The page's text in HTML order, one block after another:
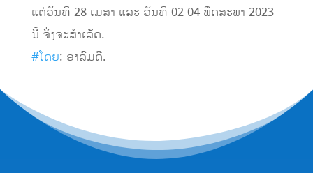
ແຕ່ວັນທີ 28 ເມສາ ແລະ ວັນທີ 02-04 ພຶດສະພາ 2023
ນີ້ ຈິ່ງຈະສໍາເລັດ.
#ໂດຍ: ອາລົມດີ.